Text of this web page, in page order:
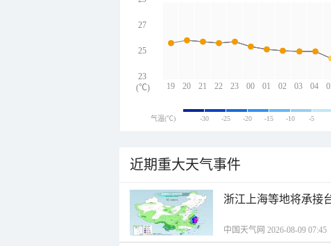
19 20 21 22 23 00 01 02 03 04
27
25
23
(℃)
气温(℃) -30 -25 -20 -15 -10 -5
近期重大天气事件
浙江上海等地将承接
中国天气网 2026-08-09 07:45